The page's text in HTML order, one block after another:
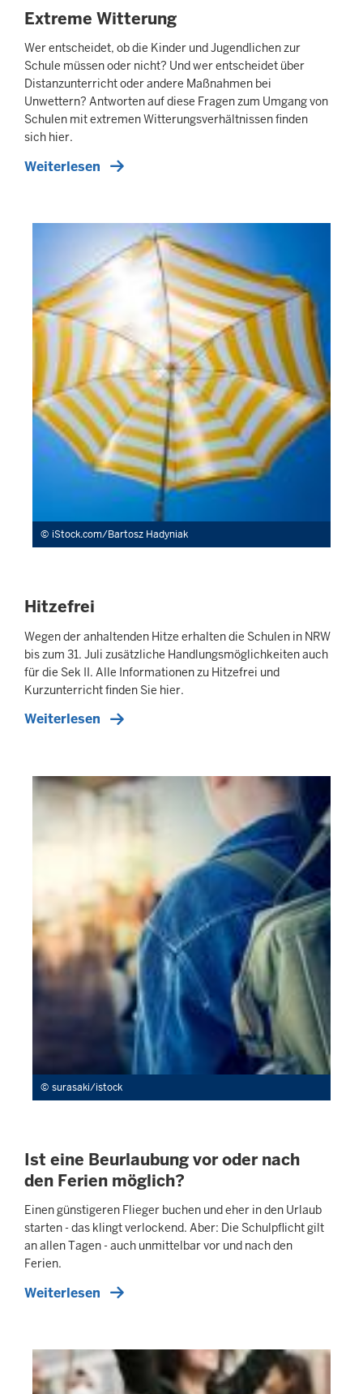
Extreme Witterung
Wer entscheidet, ob die Kinder und Jugendlichen zur
Schule müssen oder nicht? Und wer entscheidet über
Distanzunterricht oder andere Maßnahmen bei
Unwettern? Antworten auf diese Fragen zum Umgang von
Schulen mit extremen Witterungsverhältnissen finden
sich hier.
Weiterlesen
iStock.com/Bartosz Hadyniak
Hitzefrei
Wegen der anhaltenden Hitze erhalten die Schulen in NRW
bis zum 31. Juli zusätzliche Handlungsmöglichkeiten auch
für die Sek II. Alle Informationen zu Hitzefrei und
Kurzunterricht finden Sie hier.
Weiterlesen
surasaki/istock
Ist eine Beurlaubung vor oder nach
den Ferien möglich?
Einen günstigeren Flieger buchen und eher in den Urlaub
starten - das klingt verlockend. Aber: Die Schul­pflicht gilt
an allen Tagen - auch unmittelbar vor und nach den
Ferien.
Weiterlesen